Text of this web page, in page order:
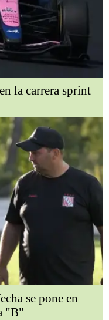
la carrera sprint
se pone en
"B"